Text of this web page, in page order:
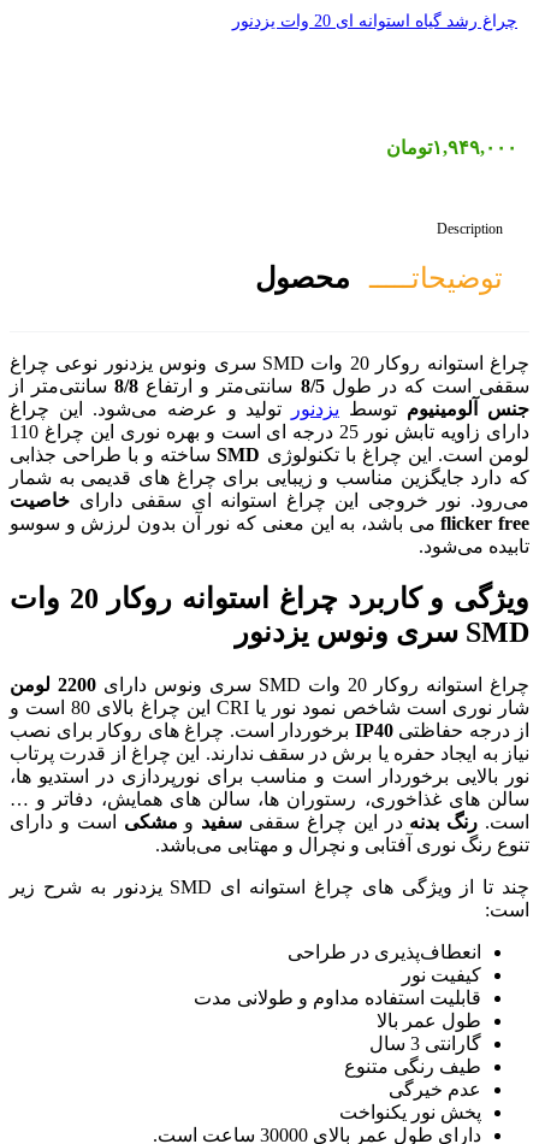
چراغ استوانه روکار 20 وات SMD سری ونوس یزدنور نوعی چراغ
سانتی‌متر و ارتفاع8/8 سانتی‌متر از
تولید و عرضه می‌شود. این چراغ
دارای زاویه تابش نور 25 درجه ای است و بهره نوری این چراغ 110
SMD
ساخته و با طراحی جذابی
برای چراغ های قدیمی به شمار
استوانه ای سقفی دارای خاصیت
معنی که نور آن بدون لرزش و سوسو
ویژگی و کاربرد چراغ استوانه روکار 20 وات
2200 لومن
شار نوری است شاخص نمود نور یا CRI این چراغ بالای 80 است و
است. چراغ های روکار برای نصب
سقف ندارند. این چراغ از قدرت پرتاب
برای نورپردازی در استدیو ها،
ها، سالن های همایش، دفاتر و …
سقفی سفیدو مشکی است و دارای
و مهتابی می‌باشد.
چند تا از ویژگی های چراغ استوانه ای SMD یزدنور به شرح زیر
و طولانی مدت